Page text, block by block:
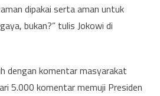
dipakai serta aman untuk
bukan?” tulis Jokowi di
dengan komentar masyarakat
5.000 komentar memuji Presiden